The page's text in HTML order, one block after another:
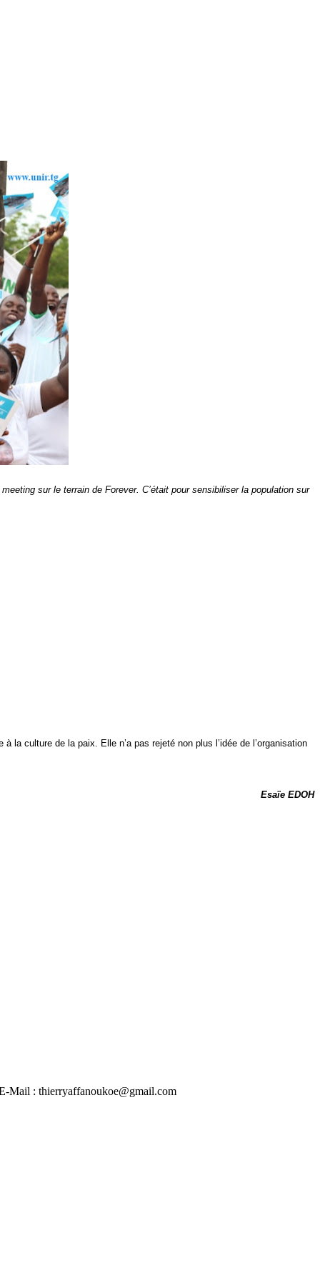
sur le terrain de Forever. C’était pour sensibiliser la population sur
la culture de la paix. Elle n’a pas rejeté non plus l’idée de l’organisation
Esaïe EDOH
Mail : thierryaffanoukoe@gmail.com